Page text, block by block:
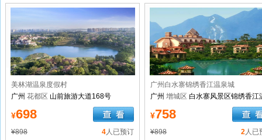
美林湖温泉度假村
广州 花都区 山前旅游大道168号
¥698
¥898 4人已预订
广州白水寨锦绣香江温泉城
广州 增城区 白水寨风景区锦绣香江
城
¥758
¥898 2人已